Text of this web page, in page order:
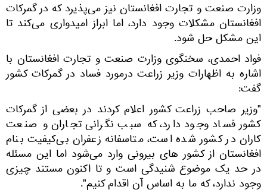
وزارت صنعت و تجارت افغانستان نیز می‌پذیرد که در گمرکات
افغانستان مشکلات وجود دارد، اما ابراز امیدواری می‌کند تا
این مشکل حل شود.
فواد احمدی، سخنگوی وزارت صنعت و تجارت افغانستان با
اشاره به اظهارات وزیر زراعت درمورد فساد در گمرکات کشور
گفت:
"وزیر صاحب زراعت کشور اعلام کردند در بعضی از گمرکات
کشور فساد وجود دارد، که سبب نگرانی تجاران و صنعت
کاران در کشور شده است، متاسفانه زعفران بی‌کیفیت بنام
افغانستان از کشور های بیرونی وارد می‌شود اما این مسئله
در حد یک موضوع شنیدگی است و تا اکنون مستند چیزی
وجود ندارد، که ما به اساس آن اقدام کنیم".